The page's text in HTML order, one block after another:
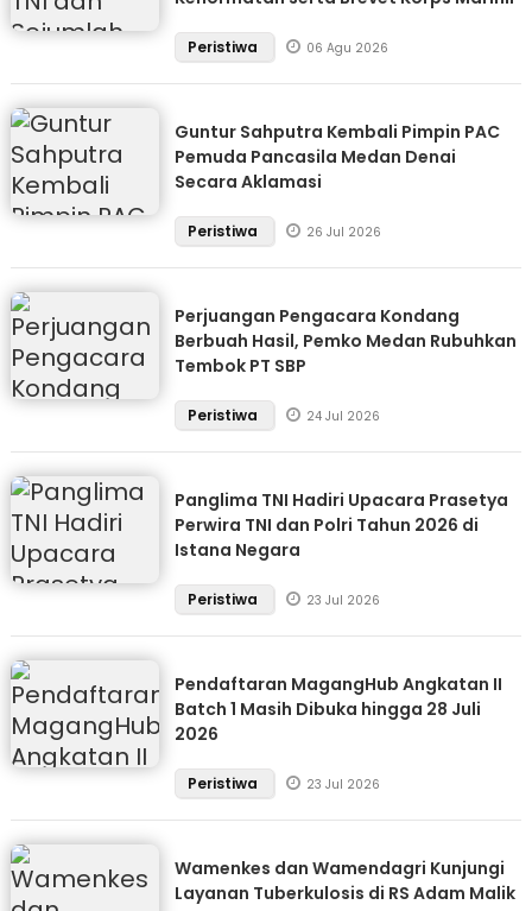
Peristiwa 06 Agu 2026
Guntur Sahputra Kembali Pimpin PAC
Pemuda Pancasila Medan Denai
Secara Aklamasi
Peristiwa 26 Jul 2026
Perjuangan Pengacara Kondang
Berbuah Hasil, Pemko Medan Rubuhkan
Tembok PT SBP
Peristiwa 24 Jul 2026
Panglima TNI Hadiri Upacara Prasetya
Perwira TNI dan Polri Tahun 2026 di
Istana Negara
Peristiwa 23 Jul 2026
Pendaftaran MagangHub Angkatan II
Batch 1 Masih Dibuka hingga 28 Juli
2026
Peristiwa 23 Jul 2026
Wamenkes dan Wamendagri Kunjungi
Layanan Tuberkulosis di RS Adam Malik